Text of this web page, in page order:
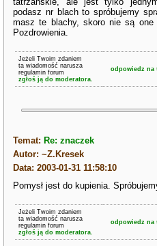
podasz nr blach to spróbujemy
masz te blachy, skoro nie są one
Pozdrowienia.
Jeżeli Twoim zdaniem
ta wiadomość narusza
regulamin forum
zgłoś ją do moderatora.
odpowiedz na
Temat: Re: znaczek
Autor: ~Z.Kresek
Data: 2003-01-31 11:58:10
Pomysł jest do kupienia.
Jeżeli Twoim zdaniem
ta wiadomość narusza
regulamin forum
zgłoś ją do moderatora.
odpowiedz na